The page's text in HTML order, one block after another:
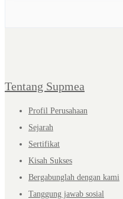
Tentang Supmea
Profil Perusahaan
Sejarah
Sertifikat
Kisah Sukses
Bergabunglah dengan kami
Tanggung jawab sosial